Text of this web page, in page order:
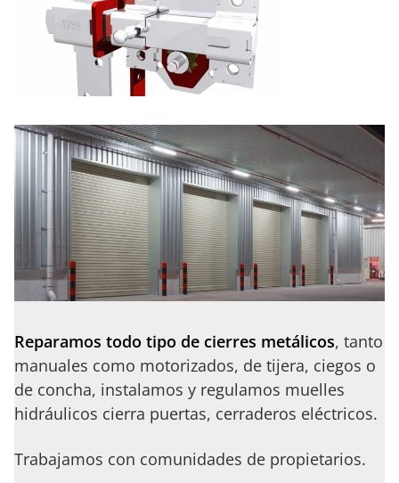
Reparamos todo tipo de cierres metálicos, tanto
manuales como motorizados, de tijera, ciegos o
de concha, instalamos y regulamos muelles
hidráulicos cierra puertas, cerraderos eléctricos.
Trabajamos con comunidades de propietarios.